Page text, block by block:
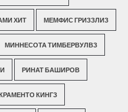
ХИТ МЕМФИС ГРИЗЗЛИЗ
МИННЕСОТА ТИМБЕРВУЛВЗ
РИНАТ БАШИРОВ
КИНГЗ